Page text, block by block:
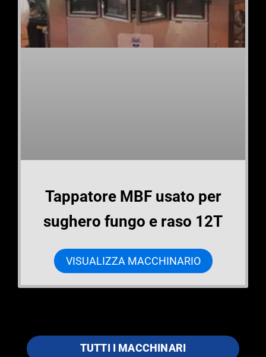
Tappatore MBF usato per
sughero fungo e raso 12T
VISUALIZZA MACCHINARIO
TUTTI I MACCHINARI